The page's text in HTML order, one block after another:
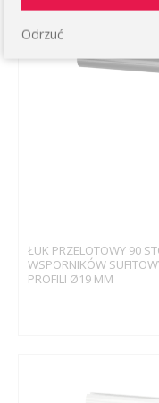
ŁUK PRZELOTOWY 90
WSPORNIKÓW
PROFILI Ø19 MM
Odrzuć